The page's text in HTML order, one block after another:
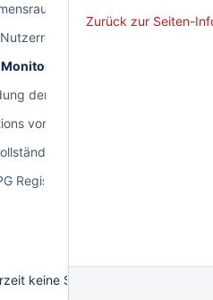
Register der GDI-DE
Meldungen
der GDI-DE Registry
vor Annahme durch Control
Registry)
keine Seiten. Sie fügen dieser
Zurück zur Seiten-